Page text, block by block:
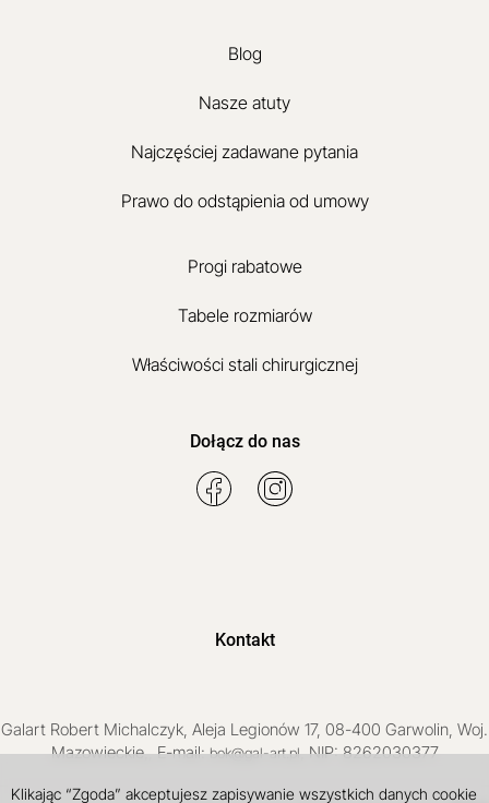
Blog
Nasze atuty
Najczęściej zadawane pytania
Prawo do odstąpienia od umowy
Progi rabatowe
Tabele rozmiarów
Właściwości stali chirurgicznej
Dołącz do nas
Kontakt
Galart Robert Michalczyk, Aleja Legionów 17, 08-400 Garwolin, Woj.
Mazowieckie,, E-mail:bok@gal-art.pl, NIP: 8262030377
Klikając “Zgoda” akceptujesz zapisywanie wszystkich danych cookie